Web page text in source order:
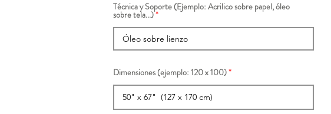
Técnica y Soporte (Ejemplo: Acrilico sobre papel, óleo
sobre tela...)
Dimensiones (ejemplo: 120 x 100)